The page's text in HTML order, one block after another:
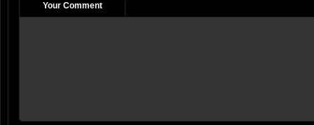
Your Comment